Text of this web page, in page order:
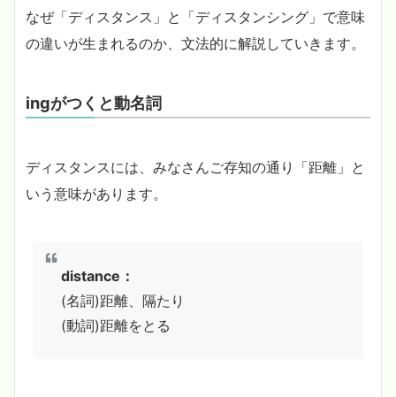
なぜ「ディスタンス」と「ディスタンシング」で意味
の違いが生まれるのか、文法的に解説していきます。
ingがつくと動名詞
ディスタンスには、みなさんご存知の通り「距離」と
いう意味があります。
distance：
(名詞)距離、隔たり
(動詞)距離をとる